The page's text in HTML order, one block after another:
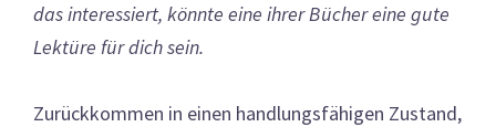
das interessiert, könnte eine ihrer Bücher eine gute
Lektüre für dich sein.
Zurückkommen in einen handlungsfähigen Zustand,